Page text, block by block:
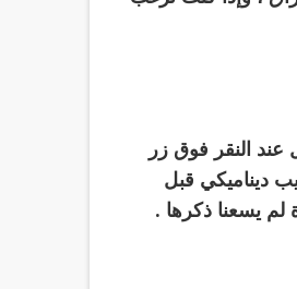
النقر فوق زر
ديناميكي قبل
يسعنا ذكرها .